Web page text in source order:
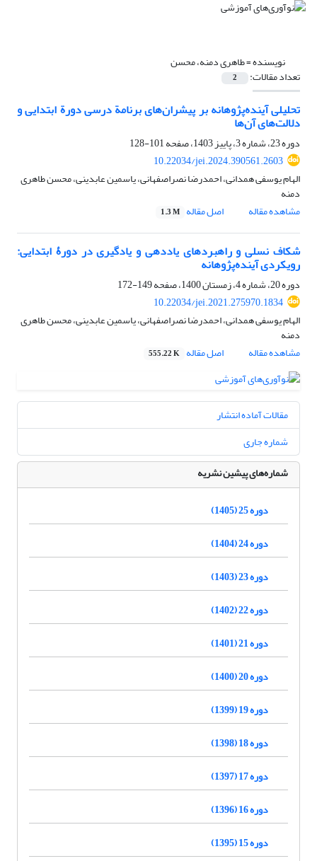
نویسنده =طاهری دمنه، محسن
تعداد مقالات: 2
تحلیلی آینده‌پژوهانه بر پیشران‌های برنامة درسی دورة ابتدایی و
دلالت‌های آن‌ها
دوره 23، شماره 3، پاییز 1403، صفحه
101-128
10.22034/jei.2024.390561.2603
الهام یوسفی همدانی، احمدرضا نصراصفهانی، یاسمین عابدینی، محسن طاهری
دمنه
مشاهده مقاله
اصل مقاله 1.3 M
شکاف نسلی و راهبردهای یاددهی و یادگیری در دورۀ ابتدایی:
رویکردی آینده‌پژوهانه
دوره 20، شماره 4، زمستان 1400، صفحه
149-172
10.22034/jei.2021.275970.1834
الهام یوسفی همدانی، احمدرضا نصراصفهانی، یاسمین عابدینی، محسن طاهری
دمنه
مشاهده مقاله
اصل مقاله 555.22 K
مقالات آماده انتشار
شماره جاری
شماره‌های پیشین نشریه
دوره 25 (1405)
دوره 24 (1404)
دوره 23 (1403)
دوره 22 (1402)
دوره 21 (1401)
دوره 20 (1400)
دوره 19 (1399)
دوره 18 (1398)
دوره 17 (1397)
دوره 16 (1396)
دوره 15 (1395)